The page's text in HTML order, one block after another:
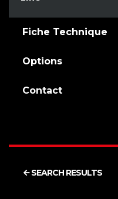
Fiche Technique
Options
Contact
SEARCH RESULTS